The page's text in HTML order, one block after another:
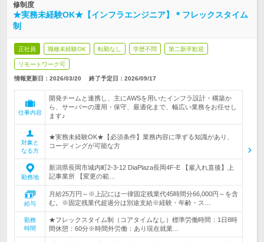
修制度
★実務未経験OK★【インフラエンジニア】＊フレックスタイム
制
正社員 職種未経験OK 転勤なし 学歴不問 第二新卒歓迎
リモートワーク可
情報更新日：2026/03/20 終了予定日： 2026/09/17
仕事内容
開発チームと連携し、主にAWSを用いたインフラ設計・構築か
ら、サーバーの運用・保守、最適化まで、幅広い業務をお任せし
ます♪
対象と
なる方
★実務未経験OK★【必須条件】業務内容に準ずる知識があり、
コーディングが可能な方
勤務地
新潟県長岡市城内町2-3-12 DiaPlaza長岡4F-E 【雇入れ直後】上
記事業所 【変更の範…
給与
月給25万円～※上記には一律固定残業代45時間分66,000円～を含
む。※固定残業代超過分は別途支給※経験・年齢・ス…
勤務
時間
★フレックスタイム制（コアタイムなし）標準労働時間：1日8時
間休憩：60分※時間外労働：あり現在就業…